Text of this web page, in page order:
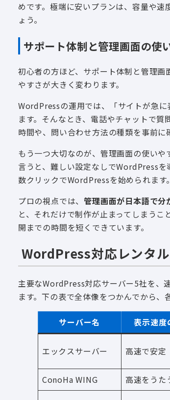
めです。極端に安いプランは、容量や
ょう。
サポート体制と管理画面の使
初心者の方ほど、サポート体制と管理
やすさが大きく変わります。
WordPressの運用では、「サイトが急
ます。そんなとき、電話やチャットで
時間や、問い合わせ方法の種類を事前に
もう一つ大切なのが、管理画面の使い
言うと、難しい設定なしでWordPress
数クリックでWordPressを始められます。
プロの視点では、管理画面が日本語で分
と、それだけで制作が止まってしまう
開までの時間を短くできています。
WordPress対応レンタ
主要なWordPress対応サーバー5社を、
ます。下の表で全体像をつかんでから、
サーバー名 表示速度
エックスサーバー 高速で安定
ConoHa WING
高速をうた